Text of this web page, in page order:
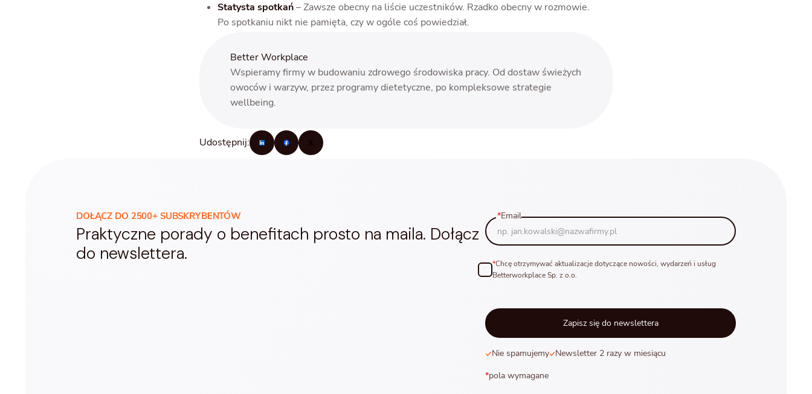
Statysta spotkań– Zawsze obecny na liście uczestników. Rzadko obecny w rozmowie.
Po spotkaniu nikt nie pamięta, czy w ogóle coś powiedział.
Better Workplace
Wspieramy firmy w budowaniu zdrowego środowiska pracy. Od dostaw świeżych
owoców i warzyw, przez programy dietetyczne, po kompleksowe strategie
wellbeing.
Udostępnij:
DOŁĄCZ DO 2500+ SUBSKRYBENTÓW
Praktyczne porady o benefitach prosto na maila. Dołącz
do newslettera.
*Email
*Chcę otrzymywać aktualizacje dotyczące nowości, wydarzeń i usług
Betterworkplace Sp. z o.o.
Nie spamujemy Newsletter 2 razy w miesiącu
*pola wymagane